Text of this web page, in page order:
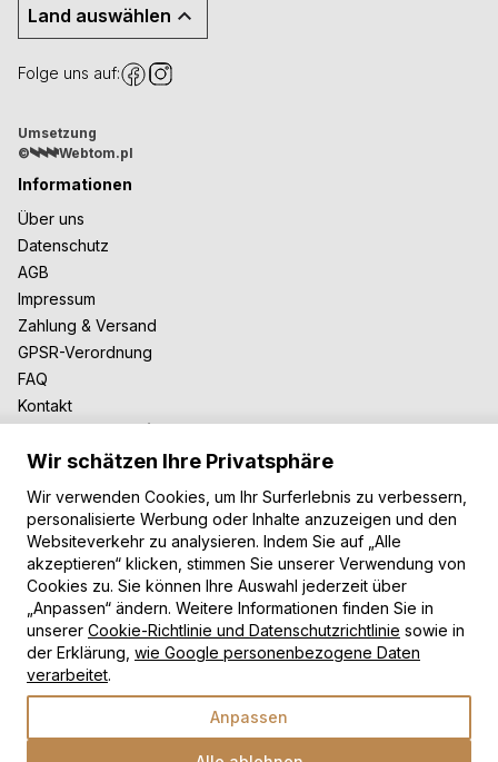
Land auswählen
Folge uns auf:
Umsetzung
©
Webtom.pl
Informationen
Über uns
Datenschutz
AGB
Impressum
Zahlung & Versand
GPSR-Verordnung
FAQ
Kontakt
Zusammenarbeit
Für Blogger
B2B-Zusammenarbeit
Unsere Teppiche
Moderne Teppiche
Vintage Teppiche
Shaggy Teppiche
Kinderteppiche
Zahlungsarten
Wir schätzen Ihre Privatsphäre
Wir verwenden Cookies, um Ihr Surferlebnis zu verbessern,
personalisierte Werbung oder Inhalte anzuzeigen und den
Websiteverkehr zu analysieren. Indem Sie auf „Alle
akzeptieren“ klicken, stimmen Sie unserer Verwendung von
Cookies zu. Sie können Ihre Auswahl jederzeit über
„Anpassen“ ändern. Weitere Informationen finden Sie in
unserer Cookie-Richtlinie und Datenschutzrichtlinie sowie in
der Erklärung, wie Google personenbezogene Daten
verarbeitet.
Anpassen